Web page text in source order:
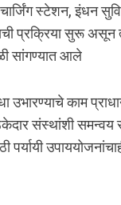
स्टेशन, इंधन
प्रक्रिया सुरू असून
सांगण्यात आले
काम
संस्थांशी समन्वय